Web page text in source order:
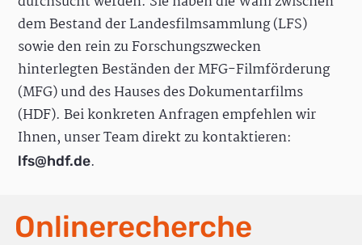
dem Bestand der Landesfilmsammlung (LFS)
sowie den rein zu Forschungszwecken
hinterlegten Beständen der MFG-Filmförderung
(MFG) und des Hauses des Dokumentarfilms
(HDF). Bei konkreten Anfragen empfehlen wir
Ihnen, unser Team direkt zu kontaktieren:
lfs@hdf.de.
Onlinerecherche